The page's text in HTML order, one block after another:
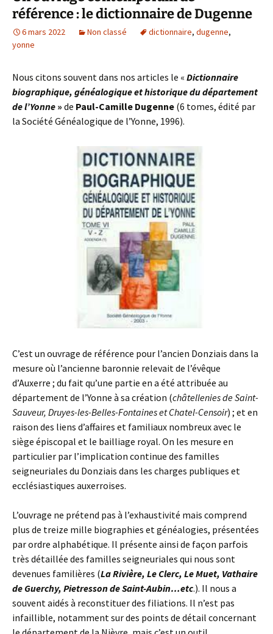
référence : le dictionnaire de Dugenne
6 mars 2022 Non classé dictionnaire, dugenne,
yonne
Nous citons souvent dans nos articles le « Dictionnaire
biographique, généalogique et historique du département
de l’Yonne » de Paul-Camille Dugenne (6 tomes, édité par
la Société Généalogique de l’Yonne, 1996).
C’est un ouvrage de référence pour l’ancien Donziais dans la
mesure où l’ancienne baronnie relevait de l’évêque
d’Auxerre ; du fait qu’une partie en a été attribuée au
département de l’Yonne à sa création (châtellenies de Saint-
Sauveur, Druyes-les-Belles-Fontaines et Chatel-Censoir) ; et en
raison des liens d’affaires et familiaux nombreux avec le
siège épiscopal et le bailliage royal. On les mesure en
particulier par l’implication continue des familles
seigneuriales du Donziais dans les charges publiques et
ecclésiastiques auxerroises.
L’ouvrage ne prétend pas à l’exhaustivité mais comprend
plus de treize mille biographies et généalogies, présentées
par ordre alphabétique. Il présente ainsi de façon parfois
très détaillée des familles seigneuriales qui nous sont
devenues familières (La Rivière, Le Clerc, Le Muet, Vathaire
de Guerchy, Pietresson de Saint-Aubin…etc.). Il nous a
souvent aidés à reconstituer des filiations. Il n’est pas
infaillible, notamment sur des points de détail concernant